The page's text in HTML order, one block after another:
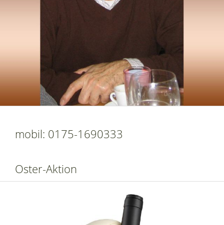
mobil: 0175-1690333
Oster-Aktion